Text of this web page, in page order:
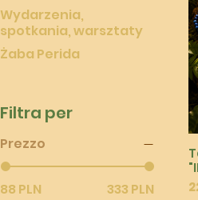
Wydarzenia,
spotkania, warsztaty
Żaba Perida
Filtra per
Prezzo
88 PLN 333 PLN